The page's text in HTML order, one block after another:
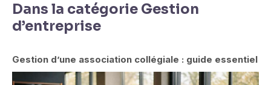
Dans la catégorie Gestion
d’entreprise
Gestion d’une association collégiale : guide essentiel